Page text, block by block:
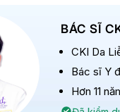
BÁC SĨ
CKI Da
Bác sĩ Y
Hơn 11